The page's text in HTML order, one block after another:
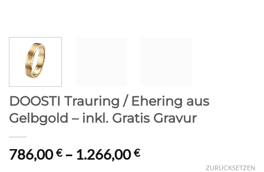
DOOSTI Trauring / Ehering aus
Gelbgold – inkl. Gratis Gravur
786,00€ – 1.266,00€Preisspanne:
ZURÜCKSETZEN